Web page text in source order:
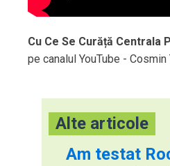
Cu Ce Se Curăță Centrala
pe canalul YouTube -
Alte articole
Am testat